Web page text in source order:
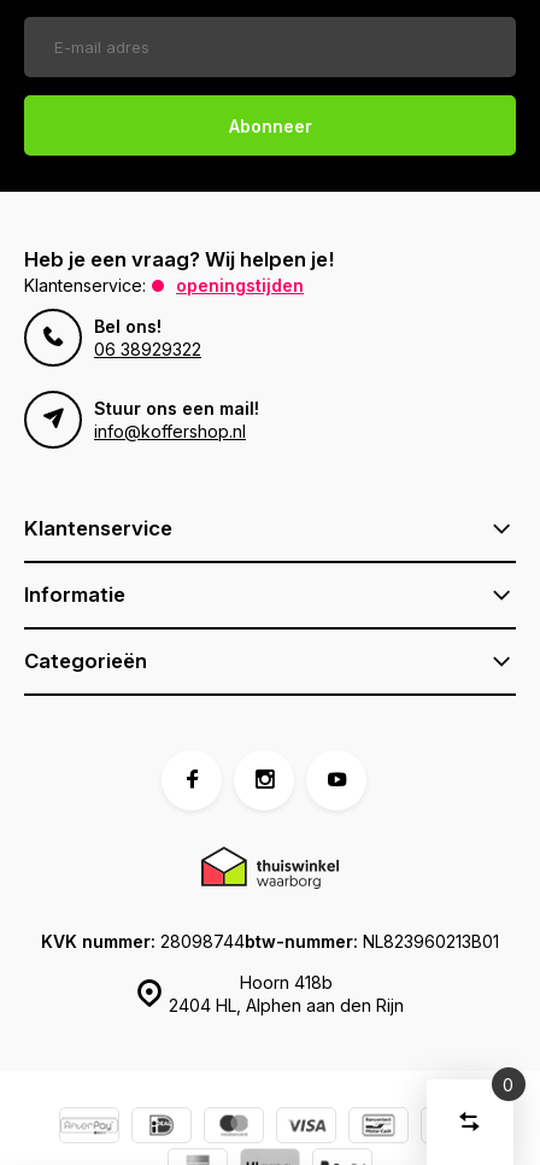
Abonneer
Heb je een vraag? Wij helpen je!
Klantenservice:
openingstijden
Bel ons!
06 38929322
Stuur ons een mail!
info@koffershop.nl
Klantenservice
Informatie
Categorieën
Hoorn 418b
2404 HL, Alphen aan den Rijn
KVK nummer: 28098744btw-nummer: NL823960213B01
0
Vergelijk
Start